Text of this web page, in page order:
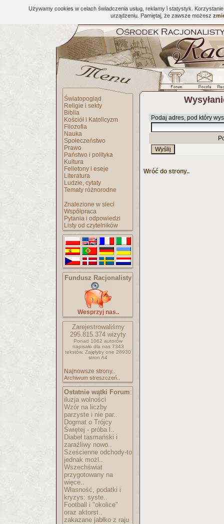
Używamy cookies w celach świadczenia usług, reklamy i statystyk.
urządzeniu. Pamiętaj, że zawsze możesz
Światopogląd
Religie i sekty
Biblia
Kościół i Katolicyzm
Filozofia
Nauka
Społeczeństwo
Prawo
Państwo i polityka
Kultura
Felietony i eseje
Literatura
Ludzie, cytaty
Tematy różnorodne
Znalezione w sieci
Współpraca
Pytania i odpowiedzi
Listy od czytelników
Fundusz Racjonalisty
Wesprzyj nas..
Zarejestrowaliśmy
295.815.374 wizyty
Ponad 1062 autorów
napisało dla nas 7343
tekstów. Zajęłyby one 28930
stron A4
Najnowsze strony..
Archiwum streszczeń..
Ostatnie wątki Forum:
iluzja wolności
Wzór na liczby
parzyste i nie par..
Dogmat o Trójcy
Świętej - próba l..
Diabeł tasmański i
zaraźliwy nowo..
Sześcienne odchody-to
jednak możl..
Wszechświat
przygotowany na
więce..
Własność, podatki i
kryzys: syste..
Football i "okolice"
oraz aktorst..
zakazane jabłko z raju
Podaj adres, pod który
Wróć do strony..